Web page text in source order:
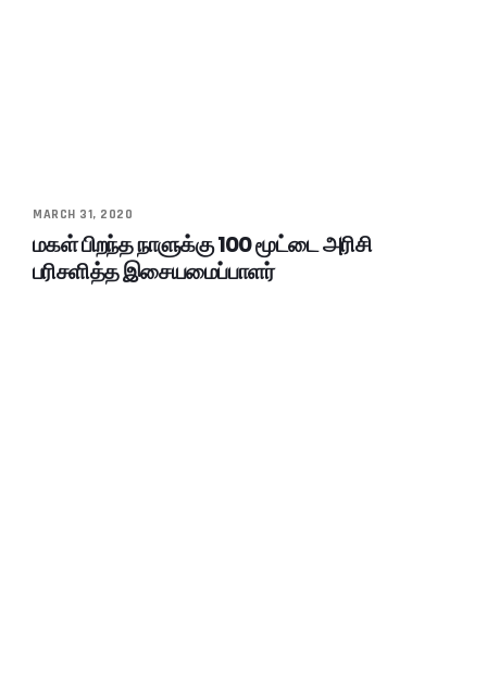
MARCH 31, 2020
மகள் பிறந்த நாளுக்கு 100 மூட்டை அரிசி
பரிசளித்த இசையமைப்பாளர்